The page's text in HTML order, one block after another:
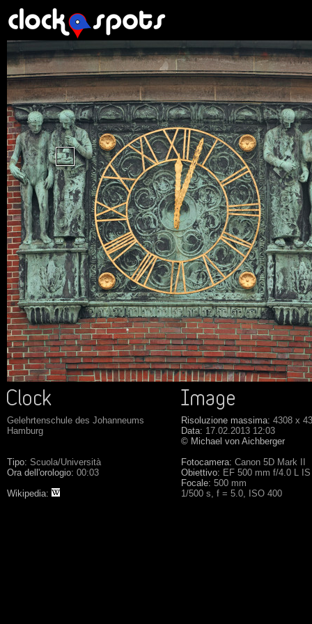
Gelehrtenschule des Johanneums
Hamburg
Tipo: Scuola/Università
Ora dell'orologio: 00:03
Wikipedia:
Risoluzione massima: 4308 x
Data: 17.02.2013 12:03
© Michael von Aichberger
Fotocamera: Canon 5D Mark II
Obiettivo: EF 500 mm f/4.0 L
Focale: 500 mm
1/500 s, f = 5.0, ISO 400